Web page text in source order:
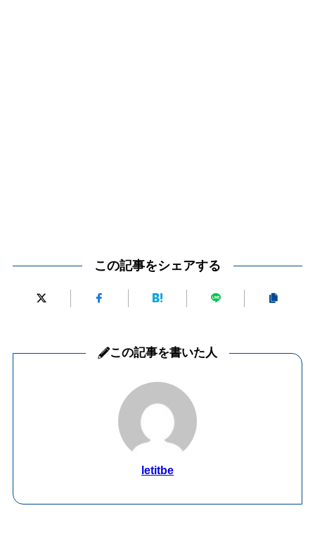
この記事をシェアする
この記事を書いた人
letitbe